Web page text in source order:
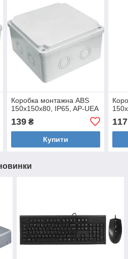
Коробка монтажна ABS
150х150х80, IP65, AP-UEA
139₴
Купити
117